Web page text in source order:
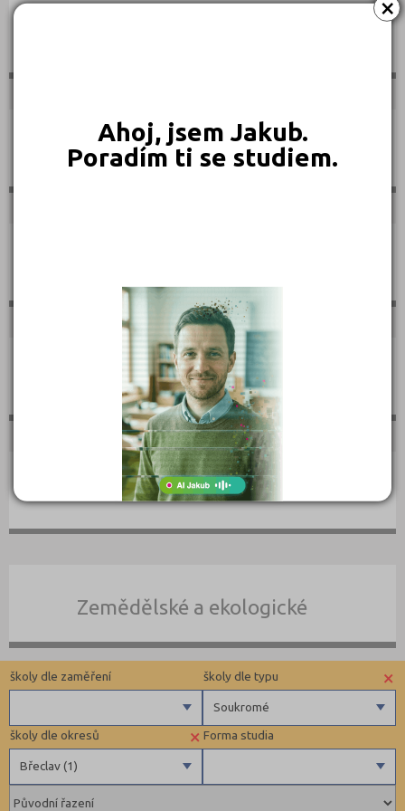
×
Ahoj, jsem Jakub.
Poradím ti se studiem.
Technické
Textilní a obuvnické
Umělecké
Zemědělské a ekologické
Forma studia
×
Břeclav (1)
školy dle okresů
Brno-město (3)
×
Soukromé
školy dle typu
Soukromé
školy dle zaměření
Zdravotnické
Ekonomické
Pedagogické